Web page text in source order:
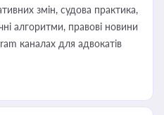
змін, судова практика,
алгоритми, правові новини
каналах для адвокатів